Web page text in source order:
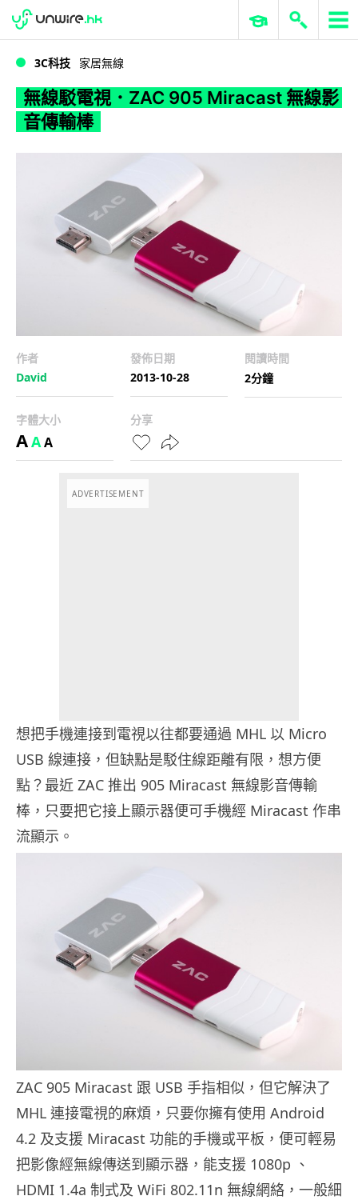
WWDC 2026 ERP 與商業 AI
3C科技 家居無線
無線駁電視．ZAC 905 Miracast 無線影
音傳輸棒
作者
David
發佈日期
2013-10-28
閱讀時間
2分鐘
字體大小
AAA
分享
ADVERTISEMENT
想把手機連接到電視以往都要通過 MHL 以 Micro
USB 線連接，但缺點是駁住線距離有限，想方便
點？最近 ZAC 推出 905 Miracast 無線影音傳輸
棒，只要把它接上顯示器便可手機經 Miracast 作串
流顯示。
ZAC 905 Miracast 跟 USB 手指相似，但它解決了
MHL 連接電視的麻煩，只要你擁有使用 Android
4.2 及支援 Miracast 功能的手機或平板，便可輕易
把影像經無線傳送到顯示器，能支援 1080p 、
HDMI 1.4a 制式及 WiFi 802.11n 無線網絡，一般細